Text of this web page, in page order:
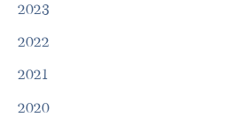
2023
2022
2021
2020